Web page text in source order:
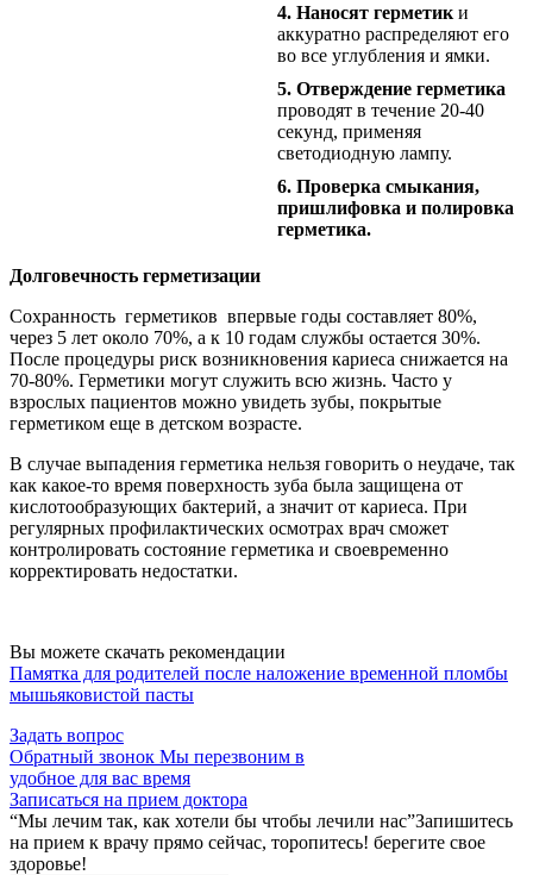
4. Наносят герметик и
аккуратно распределяют его
во все углубления и ямки.
5. Отверждение герметика
проводят в течение 20-40
секунд, применяя
светодиодную лампу.
6. Проверка смыкания,
пришлифовка и полировка
герметика.
Долговечность герметизации
Сохранность герметиков впервые годы составляет 80%,
через 5 лет около 70%, а к 10 годам службы остается 30%.
После процедуры риск возникновения кариеса снижается на
70-80%. Герметики могут служить всю жизнь. Часто у
взрослых пациентов можно увидеть зубы, покрытые
герметиком еще в детском возрасте.
В случае выпадения герметика нельзя говорить о неудаче, так
как какое-то время поверхность зуба была защищена от
кислотообразующих бактерий, а значит от кариеса. При
регулярных профилактических осмотрах врач сможет
контролировать состояние герметика и своевременно
корректировать недостатки.
Вы можете скачать рекомендации
Памятка для родителей после наложение временной пломбы
мышьяковистой пасты
Задать вопрос
Обратный звонок Мы перезвоним в
удобное для вас время
Записаться на прием доктора
“Мы лечим так, как хотели бы чтобы лечили нас”Запишитесь
на прием к врачу прямо сейчас, торопитесь! берегите свое
здоровье!